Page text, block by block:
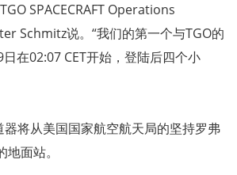
SPACECRAFT Operations
Schmitz说。“我们的第一个与TGO的
在02:07 CET开始，登陆后四个小
器将从美国国家航空航天局的坚持罗弗
面站。